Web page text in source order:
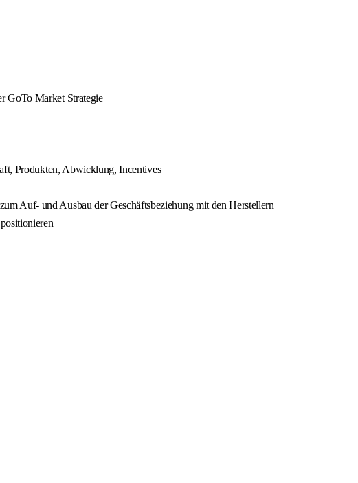
GoTo Market Strategie
Produkten, Abwicklung, Incentives
Auf- und Ausbau der Geschäftsbeziehung mit den Herstellern